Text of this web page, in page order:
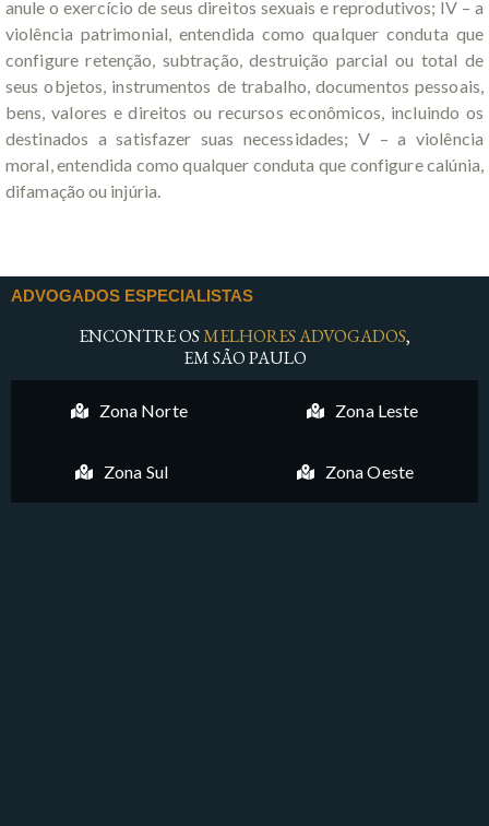
anule o exercício de seus direitos sexuais e reprodutivos; IV – a
violência patrimonial, entendida como qualquer conduta que
configure retenção, subtração, destruição parcial ou total de
seus objetos, instrumentos de trabalho, documentos pessoais,
bens, valores e direitos ou recursos econômicos, incluindo os
destinados a satisfazer suas necessidades; V – a violência
moral, entendida como qualquer conduta que configure calúnia,
difamação ou injúria.
ADVOGADOS ESPECIALISTAS
ENCONTRE OSMELHORES ADVOGADOS,
EM SÃO PAULO
Zona Norte Zona Leste
Zona Sul Zona Oeste